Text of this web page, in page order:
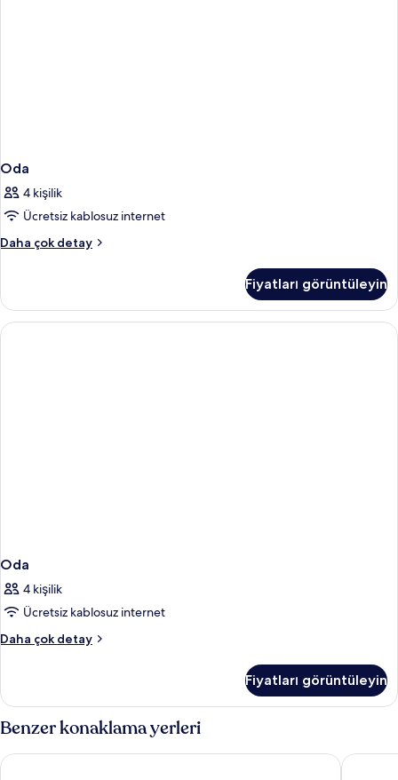
Oda
4 kişilik
Ücretsiz kablosuz internet
Daha çok detay
Oda
detay
Fiyatları görüntüleyin
Oda
4 kişilik
Ücretsiz kablosuz internet
Daha çok detay
Oda
detay
Fiyatları görüntüleyin
Benzer konaklama yerleri
Swandor Hotels & Resort Topkapi Palace - All Inclusive